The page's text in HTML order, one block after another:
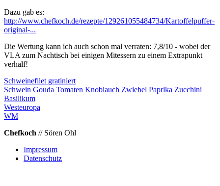
Dazu gab es:
http://www.chefkoch.de/rezepte/129261055484734/Kartoffelpuffer-
original-...
Die Wertung kann ich auch schon mal verraten: 7,8/10 - wobei der
VLA zum Nachtisch bei einigen Mitessern zu einem Extrapunkt
verhalf!
Schweinefilet gratiniert
Schwein Gouda Tomaten Knoblauch Zwiebel Paprika Zucchini
Basilikum
Westeuropa
WM
Chefkoch // Sören Ohl
Impressum
Datenschutz